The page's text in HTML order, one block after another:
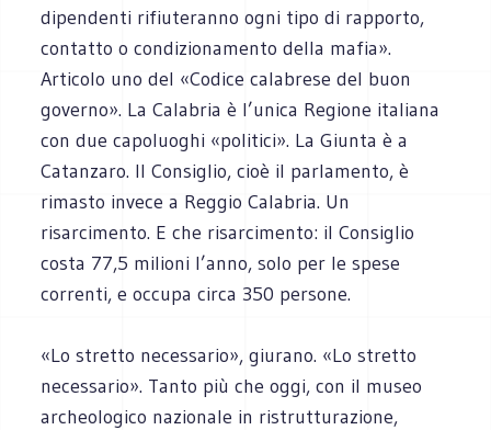
dipendenti rifiuteranno ogni tipo di rapporto,
contatto o condizionamento della mafia».
Articolo uno del «Codice calabrese del buon
governo». La Calabria è l’unica Regione italiana
con due capoluoghi «politici». La Giunta è a
Catanzaro. Il Consiglio, cioè il parlamento, è
rimasto invece a Reggio Calabria. Un
risarcimento. E che risarcimento: il Consiglio
costa 77,5 milioni l’anno, solo per le spese
correnti, e occupa circa 350 persone.
«Lo stretto necessario», giurano. «Lo stretto
necessario». Tanto più che oggi, con il museo
archeologico nazionale in ristrutturazione,